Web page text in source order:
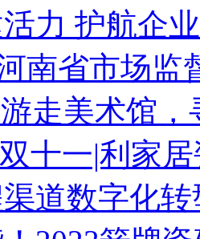
力 护航企
南省市场监
走美术馆
十一|利家
道数字化